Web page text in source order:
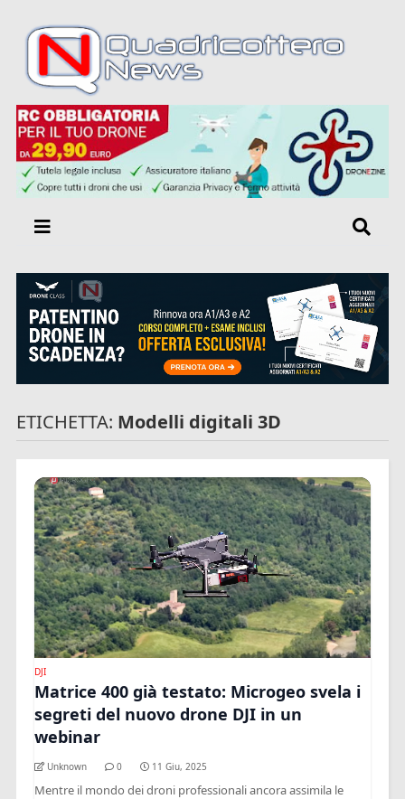
ETICHETTA: Modelli digitali 3D
DJI
Matrice 400 già testato: Microgeo svela i
segreti del nuovo drone DJI in un
webinar
Unknown 0 11 Giu, 2025
Mentre il mondo dei droni professionali ancora assimila le